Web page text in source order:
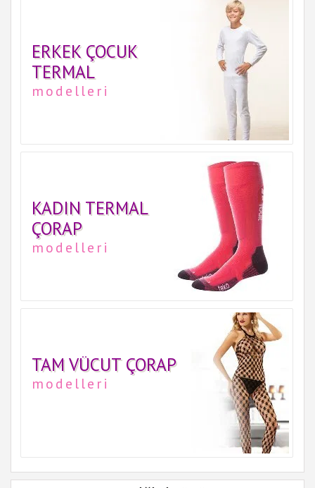
ERKEK ÇOCUK
TERMAL
modelleri
KADIN TERMAL
ÇORAP
modelleri
TAM VÜCUT ÇORAP
modelleri